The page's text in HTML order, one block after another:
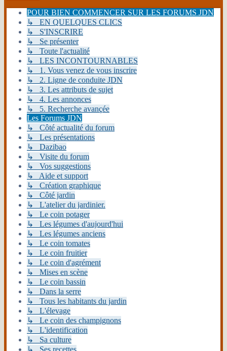
POUR BIEN COMMENCER SUR LES FORUMS JDN
↳ EN QUELQUES CLICS
↳ S'INSCRIRE
↳ Se présenter
↳ Toute l'actualité
↳ LES INCONTOURNABLES
↳ 1. Vous venez de vous inscrire
↳ 2. Ligne de conduite JDN
↳ 3. Les attributs de sujet
↳ 4. Les annonces
↳ 5. Recherche avançée
Les Forums JDN
↳ Côté actualité du forum
↳ Les présentations
↳ Dazibao
↳ Visite du forum
↳ Vos suggestions
↳ Aide et support
↳ Création graphique
↳ Côté jardin
↳ L'atelier du jardinier.
↳ Le coin potager
↳ Les légumes d'aujourd'hui
↳ Les légumes anciens
↳ Le coin tomates
↳ Le coin fruitier
↳ Le coin d'agrément
↳ Mises en scène
↳ Le coin bassin
↳ Dans la serre
↳ Tous les habitants du jardin
↳ L'élevage
↳ Le coin des champignons
↳ L'identification
↳ Sa culture
↳ Ses recettes